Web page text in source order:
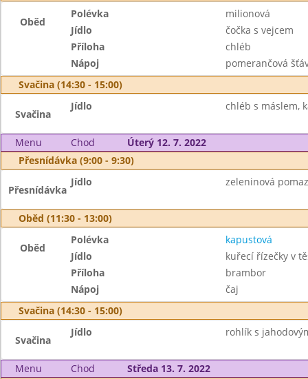
Oběd
Polévka
milionová
Jídlo
čočka s vejcem
Příloha
chléb
Nápoj
pomerančová
Svačina (14:30 - 15:00)
Svačina
Jídlo chléb s máslem,
Menu Chod
Úterý 12. 7. 2022
Přesnídávka (9:00 - 9:30)
Přesnídávka
Jídlo zeleninová
Oběd (11:30 - 13:00)
Oběd
Polévka
kapustová
Jídlo
kuřecí řízečky v
Příloha
brambor
Nápoj
čaj
Svačina (14:30 - 15:00)
Svačina
Jídlo rohlík s
Menu Chod
Středa 13. 7. 2022